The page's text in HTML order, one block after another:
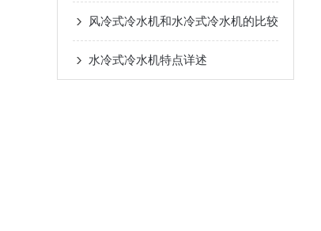
风冷式冷水机和水冷式冷水机的比较
水冷式冷水机特点详述